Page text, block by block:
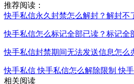
推荐阅读：
快手私信永久封禁怎么解封？解封不
快手私信怎么标记全部已读？标记全
快手私信封禁期间无法发送信息怎么
快手私信 快手私信怎么解除限制 快
相关阅读